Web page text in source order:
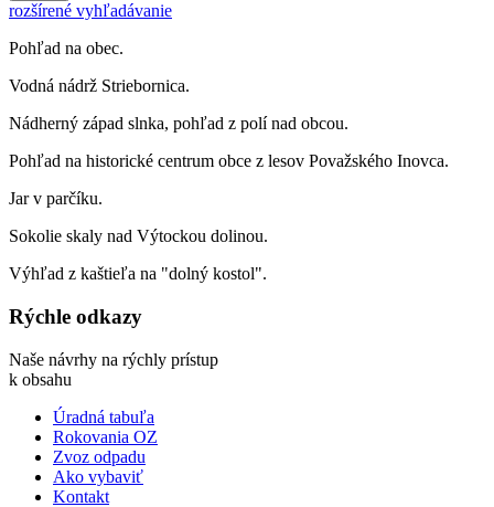
rozšírené vyhľadávanie
Pohľad na obec.
Vodná nádrž Striebornica.
Nádherný západ slnka, pohľad z polí nad obcou.
Pohľad na historické centrum obce z lesov Považského Inovca.
Jar v parčíku.
Sokolie skaly nad Výtockou dolinou.
Výhľad z kaštieľa na "dolný kostol".
Rýchle odkazy
Naše návrhy na rýchly prístup
k obsahu
Úradná tabuľa
Rokovania OZ
Zvoz odpadu
Ako vybaviť
Kontakt